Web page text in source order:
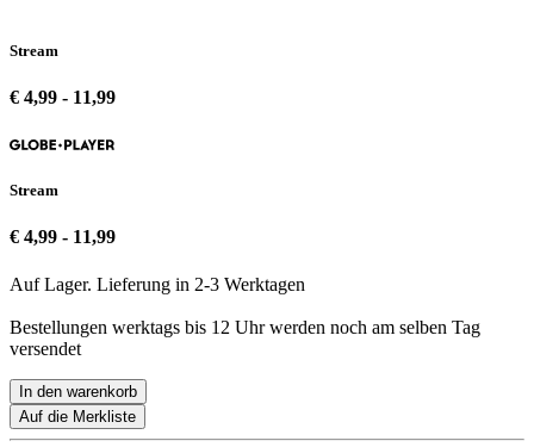
Stream
€ 4,99 - 11,99
Stream
€ 4,99 - 11,99
Auf Lager. Lieferung in 2-3 Werktagen
Bestellungen werktags bis 12 Uhr werden noch am selben Tag
versendet
In den warenkorb
Auf die Merkliste